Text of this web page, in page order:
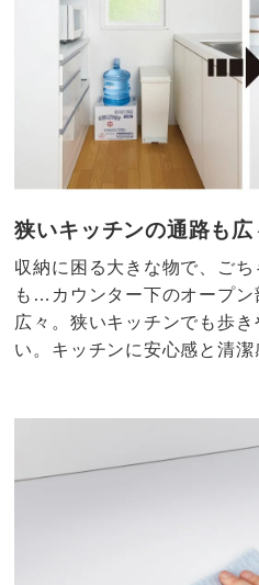
狭いキッチンの通路も広
収納に困る大きな物で、ご
も…カウンター下のオープン
広々。狭いキッチンでも歩
い。キッチンに安心感と清潔